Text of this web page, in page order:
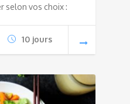
selon vos choix :
10 jours